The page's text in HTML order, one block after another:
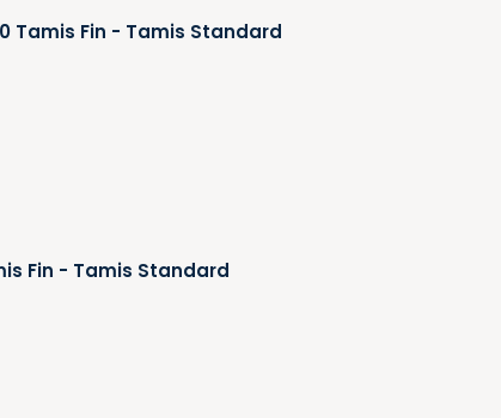
Tamis Fin - Tamis Standard
Fin - Tamis Standard